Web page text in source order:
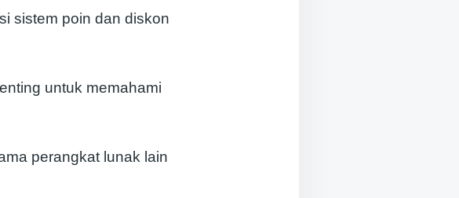
sistem poin dan diskon
untuk memahami
perangkat lunak lain